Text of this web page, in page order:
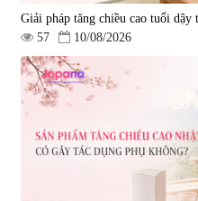
Giải pháp tăng chiều cao tuổi dậy
57
10/08/2026